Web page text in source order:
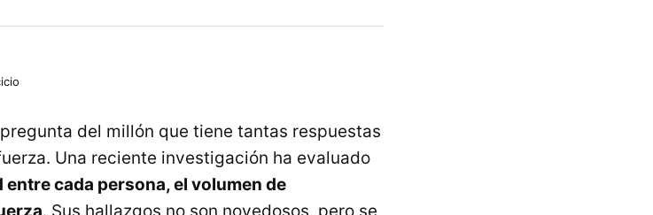
del millón que tiene tantas respuestas
Una reciente investigación ha evaluado
cada persona, el volumen de